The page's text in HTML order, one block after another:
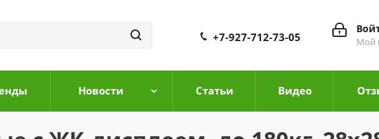
+7-927-712-73-05
Новости Cтатьи Видео